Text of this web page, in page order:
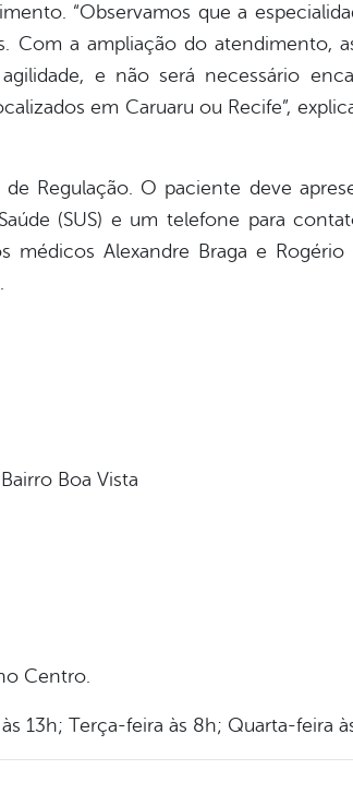
“Observamos que a
a ampliação do atendimento,
e não será necessário
em Caruaru ou Recife”,
Regulação. O paciente deve
(SUS) e um telefone para
médicos Alexandre Braga e Rogério
Boa Vista
Centro.
13h; Terça-feira às 8h; Quarta-feira